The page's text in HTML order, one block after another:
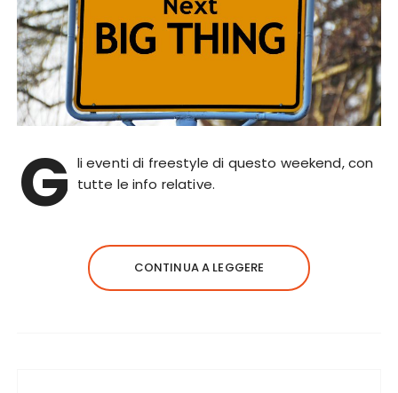
G li eventi di freestyle di questo weekend, con
tutte le info relative.
CONTINUA A LEGGERE